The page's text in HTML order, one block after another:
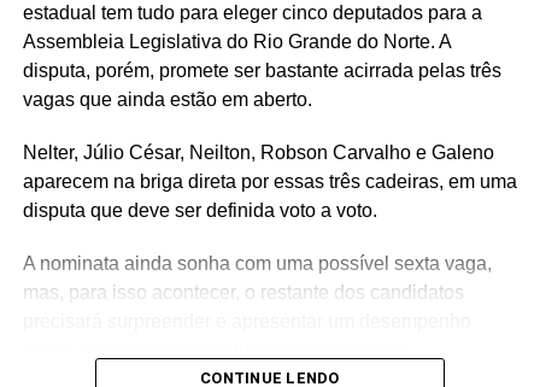
estadual tem tudo para eleger cinco deputados para a
Assembleia Legislativa do Rio Grande do Norte. A
disputa, porém, promete ser bastante acirrada pelas três
vagas que ainda estão em aberto.
Nelter, Júlio César, Neilton, Robson Carvalho e Galeno
aparecem na briga direta por essas três cadeiras, em uma
disputa que deve ser definida voto a voto.
A nominata ainda sonha com uma possível sexta vaga,
mas, para isso acontecer, o restante dos candidatos
CONTINUE LENDO